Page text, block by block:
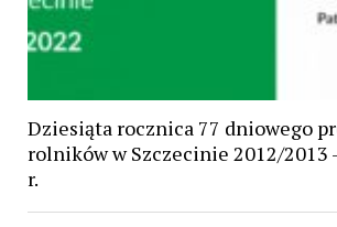
Dziesiąta rocznica 77 dniowego
rolników w Szczecinie 2012/2013
r.